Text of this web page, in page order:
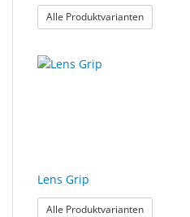
Alle Produktvarianten:
Lens Grip
Alle Produktvarianten: Lens Grip